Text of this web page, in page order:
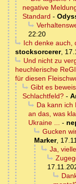
negative
Standard -
22:20
Ich denke auch,
stocksorcerer,
Und nicht zu
heuchlerische
für diesen
Gibt es
Schlachtfeld? -
Da kann ich
an das, was
Ukraine ... -
Gucken
Marker,
Ja,